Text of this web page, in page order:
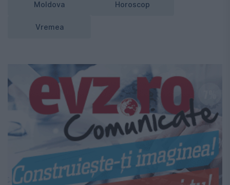
Moldova Horoscop
Vremea